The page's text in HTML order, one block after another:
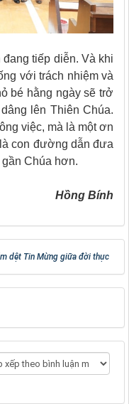
tiếp diễn. Và khi
với trách nhiệm và
bé hằng ngày sẽ trở
lên Thiên Chúa.
việc, mà là một ơn
con đường dẫn đưa
Chúa hơn.
Hồng Bính
dệt Tin Mừng giữa đời thực